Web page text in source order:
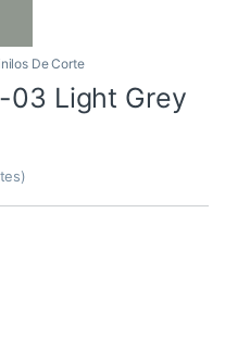
De Corte
03 Light Grey